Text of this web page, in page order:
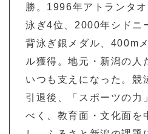
勝。1996年アトランタ
泳ぎ4位、2000年シドニ
背泳ぎ銀メダル、400m
ル獲得。地元・新潟の人
いつも支えになった。競
引退後、「スポーツの力
べく、教育面・文化面を